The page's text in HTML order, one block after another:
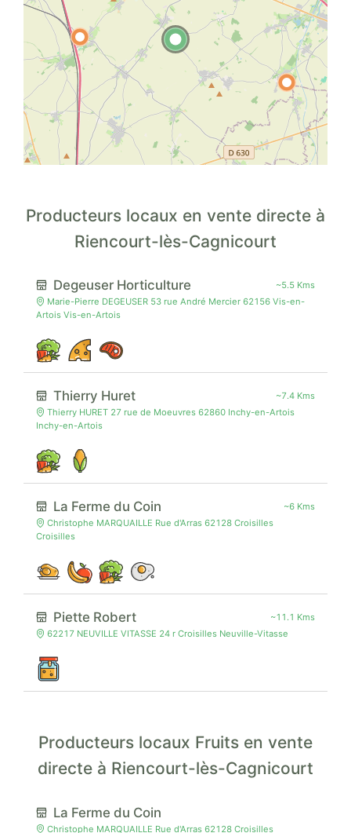
Producteurs locaux en vente directe à
Riencourt-lès-Cagnicourt
Degeuser Horticulture
~5.5 Kms
Marie-Pierre DEGEUSER 53 rue André Mercier 62156 Vis-en-
Artois Vis-en-Artois
Thierry Huret
~7.4 Kms
Thierry HURET 27 rue de Moeuvres 62860 Inchy-en-Artois
Inchy-en-Artois
La Ferme du Coin
~6 Kms
Christophe MARQUAILLE Rue d'Arras 62128 Croisilles
Croisilles
Piette Robert
~11.1 Kms
62217 NEUVILLE VITASSE 24 r Croisilles Neuville-Vitasse
Producteurs locaux Fruits en vente
directe à Riencourt-lès-Cagnicourt
La Ferme du Coin
Christophe MARQUAILLE Rue d'Arras 62128 Croisilles